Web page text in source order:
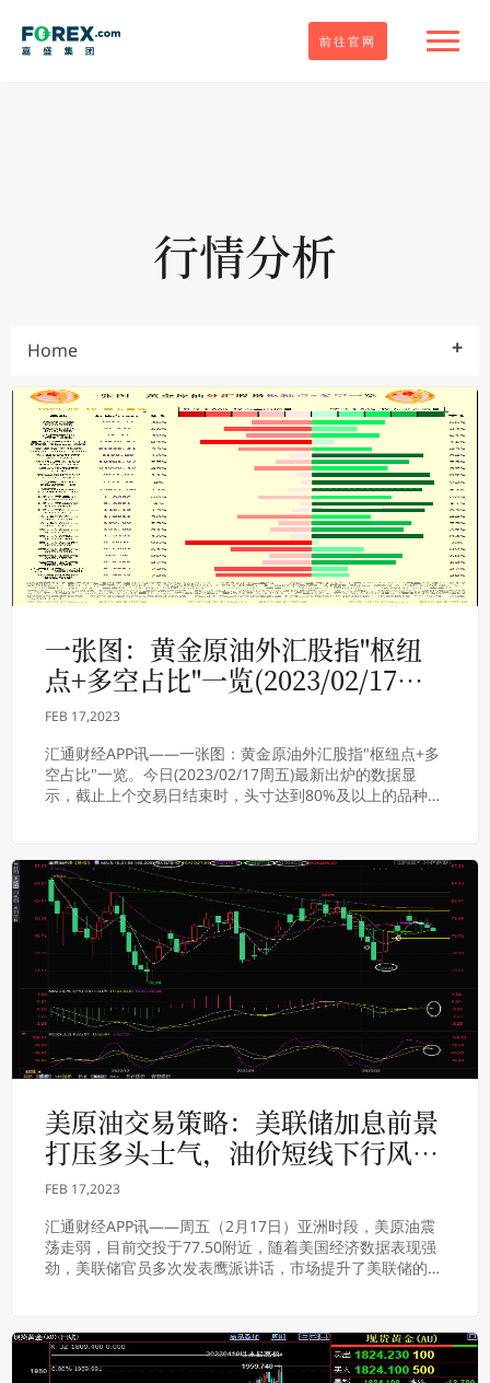
前往官网
行情分析
Home
一张图：黄金原油外汇股指"枢纽
点+多空占比"一览(2023/02/17周
五)
FEB 17,2023
汇通财经APP讯——一张图：黄金原油外汇股指"枢纽点+多
空占比"一览。今日(2023/02/17周五)最新出炉的数据显
示，截止上个交易日结束时，头寸达到80%及以上的品种
美原油交易策略：美联储加息前景
打压多头士气，油价短线下行风险
增加
FEB 17,2023
汇通财经APP讯——周五（2月17日）亚洲时段，美原油震
荡走弱，目前交投于77.50附近，随着美国经济数据表现强
劲，美联储官员多次发表鹰派讲话，市场提升了美联储的终